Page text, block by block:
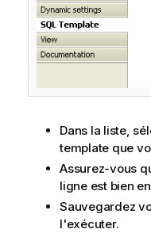
Dans la liste,
template que
Assurez-vous
ligne est bien
Sauvegardez
l'exécuter.